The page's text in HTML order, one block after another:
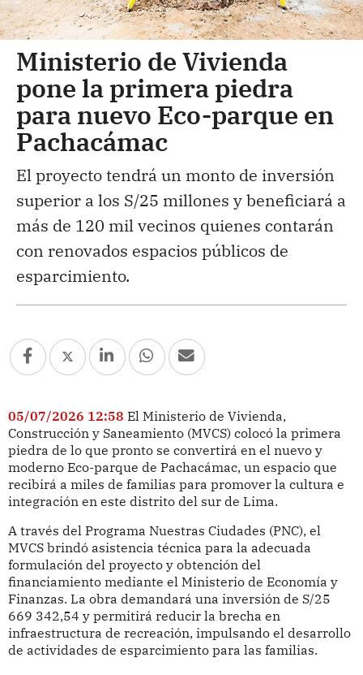
Ministerio de Vivienda
pone la primera piedra
para nuevo Eco-parque en
Pachacámac
El proyecto tendrá un monto de inversión
superior a los S/25 millones y beneficiará a
más de 120 mil vecinos quienes contarán
con renovados espacios públicos de
esparcimiento.
05/07/2026 12:58 El Ministerio de Vivienda,
Construcción y Saneamiento (MVCS) colocó la primera
piedra de lo que pronto se convertirá en el nuevo y
moderno Eco-parque de Pachacámac, un espacio que
recibirá a miles de familias para promover la cultura e
integración en este distrito del sur de Lima.
A través del Programa Nuestras Ciudades (PNC), el
MVCS brindó asistencia técnica para la adecuada
formulación del proyecto y obtención del
financiamiento mediante el Ministerio de Economía y
Finanzas. La obra demandará una inversión de S/25
669 342,54 y permitirá reducir la brecha en
infraestructura de recreación, impulsando el desarrollo
de actividades de esparcimiento para las familias.